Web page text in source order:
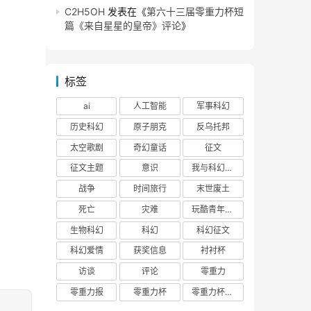
C2H5OH 发表在《第六十三届零重力杯短
篇《来自星星的皇帝》评论》
标签
ai 人工智能
军事科幻
历史科幻
原子朋克
反乌托邦
太空歌剧
奇幻童话
征文
征文主题
意识
我与科幻的回忆
战争
时间旅行
末世废土
死亡
灾难
玩酷青年零重力联合征文
生物科幻
科幻
科幻征文
科幻爱情
获奖信息
衬衬杯
访谈
评论
零重力
零重力报
零重力杯 零重力杯评论